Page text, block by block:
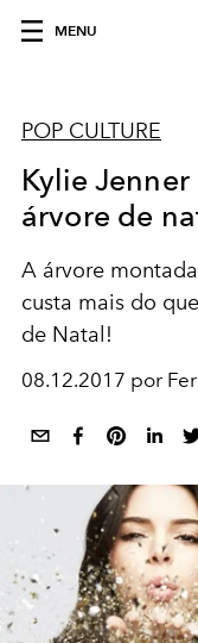
MENU
POP CULTURE
Kylie
árvore de
A árvore
custa mais do
de Natal!
08.12.2017 por